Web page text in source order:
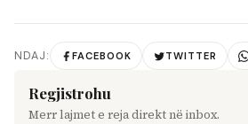
NDAJ: FACEBOOK TWITTER
Regjistrohu
Merr lajmet e reja direkt në inbox.